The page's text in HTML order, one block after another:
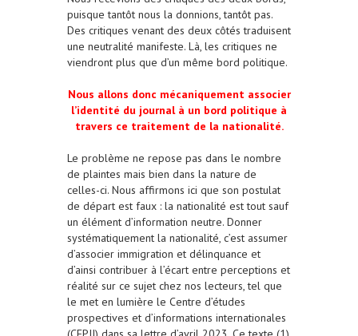
puisque tantôt nous la donnions, tantôt pas.
Des critiques venant des deux côtés traduisent
une neutralité manifeste. Là, les critiques ne
viendront plus que d’un même bord politique.
Nous allons donc mécaniquement associer
l’identité du journal à un bord politique à
travers ce traitement de la nationalité.
Le problème ne repose pas dans le nombre
de plaintes mais bien dans la nature de
celles-ci. Nous affirmons ici que son postulat
de départ est faux : la nationalité est tout sauf
un élément d’information neutre. Donner
systématiquement la nationalité, c’est assumer
d’associer immigration et délinquance et
d’ainsi contribuer à l’écart entre perceptions et
réalité sur ce sujet chez nos lecteurs, tel que
le met en lumière le Centre d’études
prospectives et d’informations internationales